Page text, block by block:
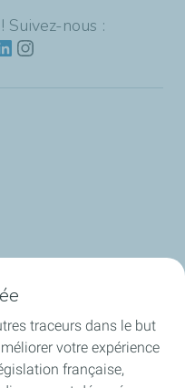
Suivez-nous :
traceurs dans le but
votre expérience
française,